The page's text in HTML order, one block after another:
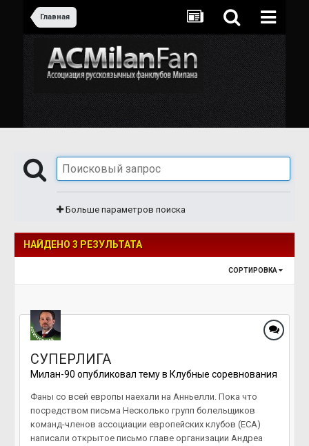
Главная
Больше параметров поиска
НАЙДЕНО 3 РЕЗУЛЬТАТА
СОРТИРОВКА
СУПЕРЛИГА
Милан-90 опубликовал тему в Клубные соревнования
Фаны со всей европы наехали на Анньелли. Пока что
посредством письма Несколько групп болельщиков
команд-членов ассоциации европейских клубов (ECA)
написали открытое письмо главе организации Андреа